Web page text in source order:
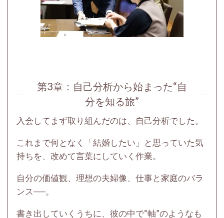
第3章： 自己分析から始まった“自
分を知る旅”
入会してまず取り組んだのは、自己分析でした。
これまで何となく「結婚したい」と思っていた気
持ちを、改めて言葉にしていく作業。
自分の価値観、理想の夫婦像、仕事と家庭のバラ
ンス──。
書き出していくうちに、彼の中で“軸”のようなも